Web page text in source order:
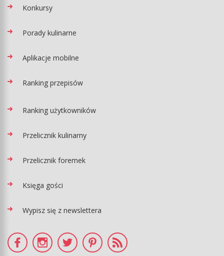
Konkursy
Porady kulinarne
Aplikacje mobilne
Ranking przepisów
Ranking użytkowników
Przelicznik kulinarny
Przelicznik foremek
Księga gości
Wypisz się z newslettera